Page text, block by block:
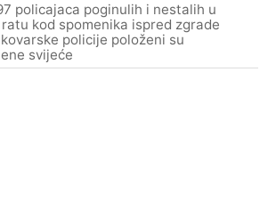
policajaca poginulih i nestalih u
kod spomenika ispred zgrade
policije položeni su
svijeće